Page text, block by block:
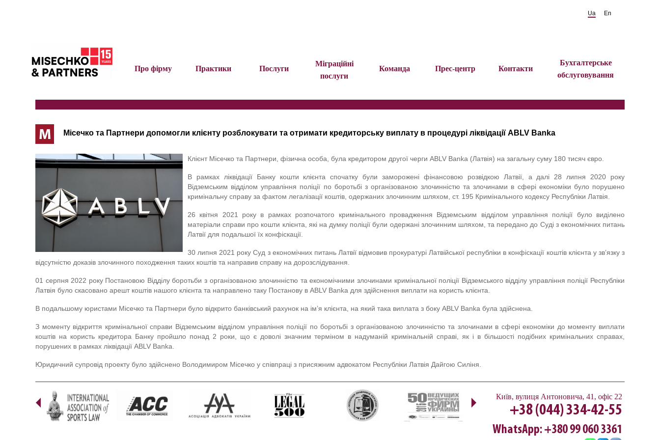
Ua En
Про фірму Практики Послуги
Міграційні
послуги
Команда Прес-центр Контакти
Бухгалтерське
обслуговування
М Місечко та Партнери допомогли клієнту розблокувати та отримати кредиторську виплату в процедурі ліквідації ABLV Banka
Клієнт Місечко та Партнери, фізична особа, була кредитором другої черги ABLV Banka (Латвія) на загальну суму 180 тисяч євро.
В рамках ліквідації Банку кошти клієнта спочатку були заморожені фінансовою розвідкою Латвії, а далі 28 липня 2020 року
Відземським відділом управління поліції по боротьбі з організованою злочинністю та злочинами в сфері економіки було порушено
кримінальну справу за фактом легалізації коштів, одержаних злочинним шляхом, ст. 195 Кримінального кодексу Республіки Латвія.
26 квітня 2021 року в рамках розпочатого кримінального провадження Відземським відділом управління поліції було виділено
матеріали справи про кошти клієнта, які на думку поліції були одержані злочинним шляхом, та передано до Суді з економічних питань
Латвії для подальшої їх конфіскації.
30 липня 2021 року Суд з економічних питань Латвії відмовив прокуратурі Латвійської республіки в конфіскації коштів клієнта у зв’язку з
відсутністю доказів злочинного походження таких коштів та направив справу на дорозслідування.
01 серпня 2022 року Постановою Відділу боротьби з організованою злочинністю та економічними злочинами кримінальної поліції Відземського відділу управління поліції Республіки
Латвія було скасовано арешт коштів нашого клієнта та направлено таку Постанову в ABLV Banka для здійснення виплати на користь клієнта.
В подальшому юристами Місечко та Партнери було відкрито банківський рахунок на ім’я клієнта, на який така виплата з боку ABLV Banka була здійснена.
З моменту відкриття кримінальної справи Відземським відділом управління поліції по боротьбі з організованою злочинністю та злочинами в сфері економіки до моменту виплати
коштів на користь кредитора Банку пройшло понад 2 роки, що є доволі значним терміном в надуманій кримінальній справі, як і в більшості подібних кримінальних справах,
порушених в рамках ліквідації ABLV Banka.
Юридичний супровід проекту було здійснено Володимиром Місечко у співпраці з присяжним адвокатом Республіки Латвія Дайгою Силіня.
Київ, вулиця Антоновича, 41, офіс 22
+38 (044) 334-42-55
WhatsApp: +380 99 060 3361